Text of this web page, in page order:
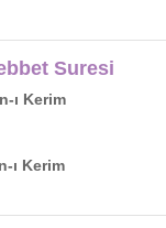
Suresi
ı Kerim
ı Kerim